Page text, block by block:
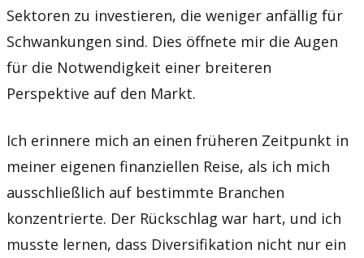
Sektoren zu investieren, die weniger anfällig für
Schwankungen sind. Dies öffnete mir die Augen
für die Notwendigkeit einer breiteren
Perspektive auf den Markt.
Ich erinnere mich an einen früheren Zeitpunkt in
meiner eigenen finanziellen Reise, als ich mich
ausschließlich auf bestimmte Branchen
konzentrierte. Der Rückschlag war hart, und ich
musste lernen, dass Diversifikation nicht nur ein